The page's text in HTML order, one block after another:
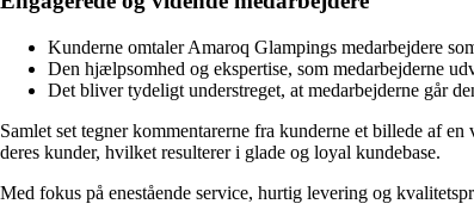
Kunderne omtaler Amaroq Glampings medarbejdere
Den hjælpsomhed og ekspertise, som medarbejderne
Det bliver tydeligt understreget, at medarbejderne går
Samlet set tegner kommentarerne fra kunderne et billede af
deres kunder, hvilket resulterer i glade og loyal kundebase.
Med fokus på enestående service, hurtig levering og